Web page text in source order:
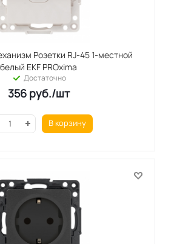
Розетки RJ-45 1-местной
белый EKF PROxima
Достаточно
356руб./шт
В корзину